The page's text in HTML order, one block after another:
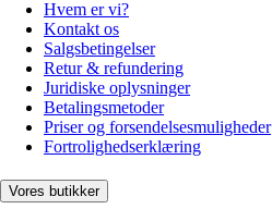
Hvem er vi?
Kontakt os
Salgsbetingelser
Retur & refundering
Juridiske oplysninger
Betalingsmetoder
Priser og forsendelsesmuligheder
Fortrolighedserklæring
Vores butikker